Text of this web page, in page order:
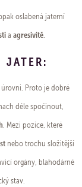
oslabená jaterní
a agresivitě.
JATER:
Proto je dobré
déle spočinout,
. Mezi pozice, které
nebo trochu složitější
orgány, blahodárně
stav.